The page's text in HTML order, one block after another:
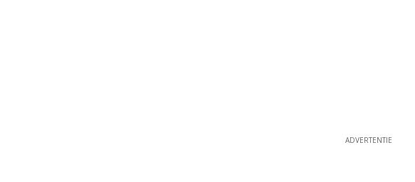
ADVERTENTIE